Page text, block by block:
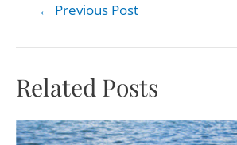
← Previous Post
Related Posts